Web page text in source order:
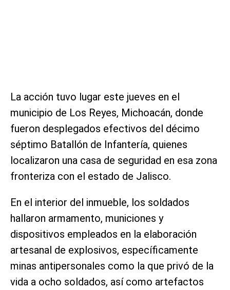
La acción tuvo lugar este jueves en el
municipio de Los Reyes, Michoacán, donde
fueron desplegados efectivos del décimo
séptimo Batallón de Infantería, quienes
localizaron una casa de seguridad en esa zona
fronteriza con el estado de Jalisco.
En el interior del inmueble, los soldados
hallaron armamento, municiones y
dispositivos empleados en la elaboración
artesanal de explosivos, específicamente
minas antipersonales como la que privó de la
vida a ocho soldados, así como artefactos